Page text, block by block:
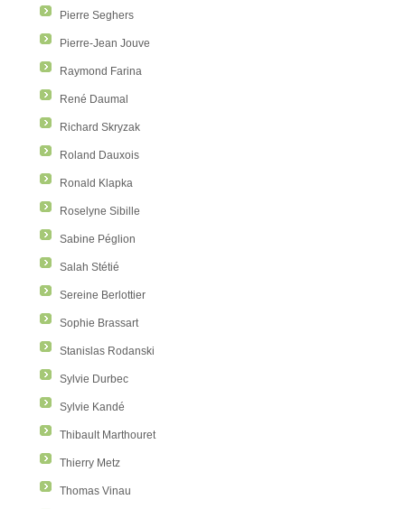
Pierre Seghers
Pierre-Jean Jouve
Raymond Farina
René Daumal
Richard Skryzak
Roland Dauxois
Ronald Klapka
Roselyne Sibille
Sabine Péglion
Salah Stétié
Sereine Berlottier
Sophie Brassart
Stanislas Rodanski
Sylvie Durbec
Sylvie Kandé
Thibault Marthouret
Thierry Metz
Thomas Vinau